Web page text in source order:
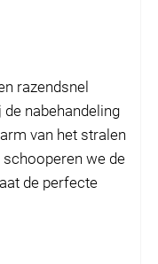
razendsnel
nabehandeling
van het stralen
we de
de perfecte